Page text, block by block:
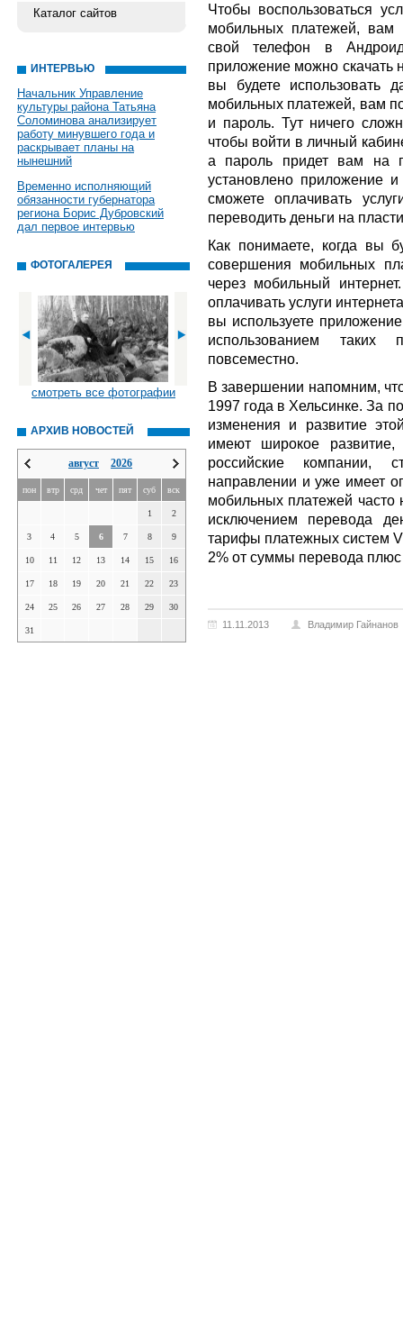
Каталог сайтов
ИНТЕРВЬЮ
Начальник Управление
культуры района Татьяна
Соломинова анализирует
работу минувшего года и
раскрывает планы на
нынешний
Временно исполняющий
обязанности губернатора
региона Борис Дубровский
дал первое интервью
ФОТОГАЛЕРЕЯ
смотреть все фотографии
АРХИВ НОВОСТЕЙ
август 2026
пон втр срд чет пят суб вск
1 2
3 4 5 6 7 8 9
10 11 12 13 14 15 16
17 18 19 20 21 22 23
24 25 26 27 28 29 30
31
Чтобы воспользоваться
мобильных платежей, вам
свой телефон в
приложение можно скачать
вы будете использовать
мобильных платежей, вам
и пароль. Тут ничего
чтобы войти в личный
а пароль придет вам на
установлено приложение
сможете оплачивать
переводить деньги на
Как понимаете, когда вы
совершения мобильных
через мобильный
оплачивать услуги
вы используете
использованием таких
повсеместно.
В завершении напомним,
1997 года в Хельсинке. За
изменения и развитие
имеют широкое
российские компании,
направлении и уже имеет
мобильных платежей часто
исключением перевода
тарифы платежных систем
2% от суммы перевода плюс
11.11.2013 Владимир Гайнанов